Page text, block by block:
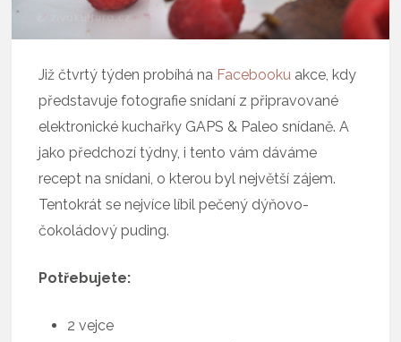
Již čtvrtý týden probíhá na Facebooku akce, kdy
představuje fotografie snídaní z připravované
elektronické kuchařky GAPS & Paleo snídaně. A
jako předchozí týdny, i tento vám dáváme
recept na snídani, o kterou byl největší zájem.
Tentokrát se nejvíce líbil pečený dýňovo-
čokoládový puding.
Potřebujete:
2 vejce